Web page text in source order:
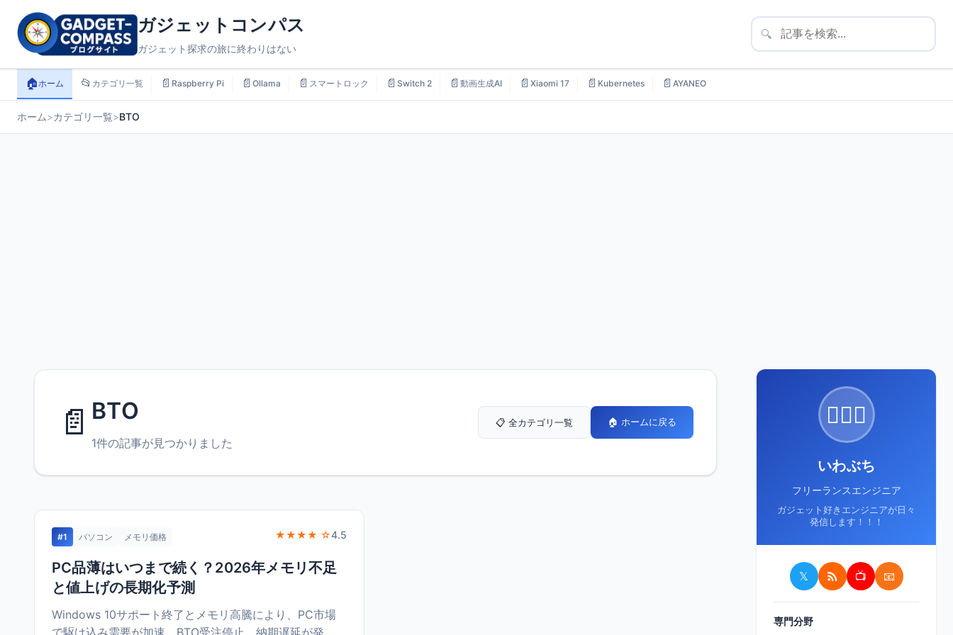
ガジェットコンパス
ガジェット探求の旅に終わりはない
🔍
🏠ホーム 📂 カテゴリ一覧 📄 Raspberry Pi 📄 Ollama 📄 スマートロック 📄 Switch 2 📄 動画生成AI 📄 Xiaomi 17 📄 Kubernetes 📄 AYANEO
ホーム>カテゴリ一覧>BTO
📄 BTO
1件の記事が見つかりました
📋 全カテゴリ一覧 🏠 ホームに戻る
#1 パソコン メモリ価格 ★★★★ ☆4.5
PC品薄はいつまで続く？2026年メモリ不足
と値上げの長期化予測
Windows 10サポート終了とメモリ高騰により、PC市場
で駆け込み需要が加速。BTO受注停止、納期遅延が発
🙋🏻‍♂️
いわぶち
フリーランスエンジニア
ガジェット好きエンジニアが日々
発信します！！！
𝕏 📺 📧
専門分野